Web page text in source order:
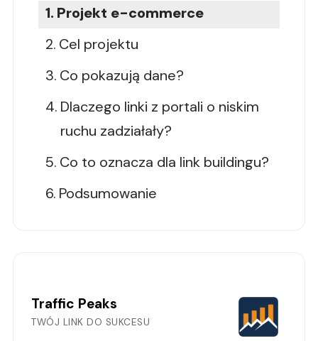
Projekt e-commerce
Cel projektu
Co pokazują dane?
Dlaczego linki z portali o niskim
ruchu zadziałały?
Co to oznacza dla link buildingu?
Podsumowanie
Traffic Peaks
TWÓJ LINK DO SUKCESU